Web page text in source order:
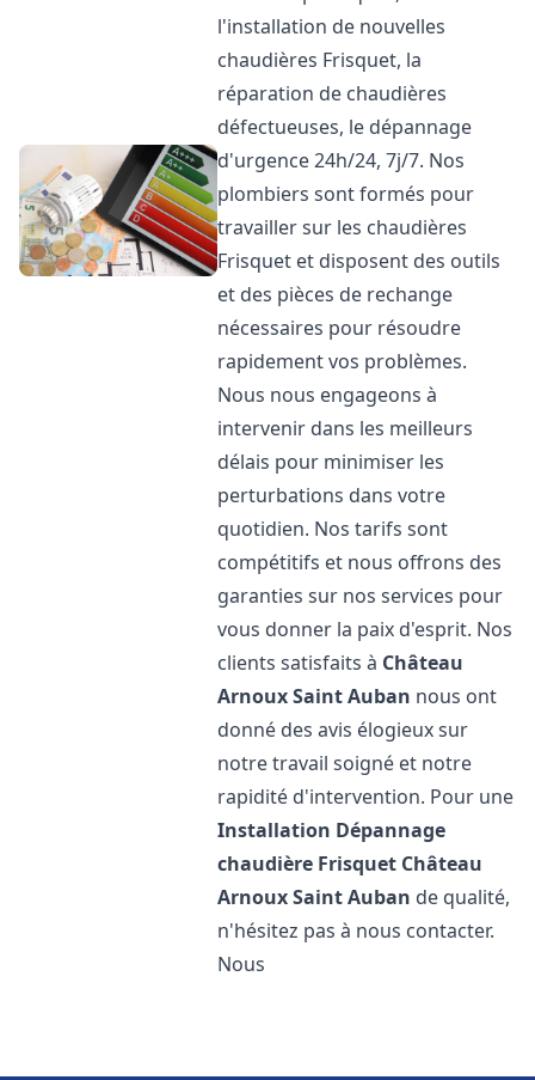
l'installation de nouvelles
chaudières Frisquet, la
réparation de chaudières
défectueuses, le dépannage
d'urgence 24h/24, 7j/7. Nos
plombiers sont formés pour
travailler sur les chaudières
Frisquet et disposent des outils
et des pièces de rechange
nécessaires pour résoudre
rapidement vos problèmes.
Nous nous engageons à
intervenir dans les meilleurs
délais pour minimiser les
perturbations dans votre
quotidien. Nos tarifs sont
compétitifs et nous offrons des
garanties sur nos services pour
vous donner la paix d'esprit. Nos
clients satisfaits à Château
Arnoux Saint Auban nous ont
donné des avis élogieux sur
notre travail soigné et notre
rapidité d'intervention. Pour une
Installation Dépannage
chaudière Frisquet Château
Arnoux Saint Auban de qualité,
n'hésitez pas à nous contacter.
Nous